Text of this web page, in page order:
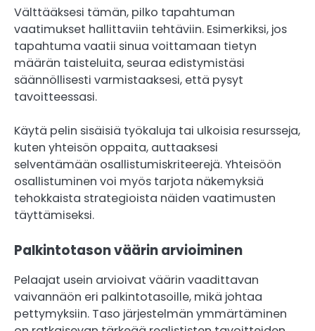
Välttääksesi tämän, pilko tapahtuman
vaatimukset hallittaviin tehtäviin. Esimerkiksi, jos
tapahtuma vaatii sinua voittamaan tietyn
määrän taisteluita, seuraa edistymistäsi
säännöllisesti varmistaaksesi, että pysyt
tavoitteessasi.
Käytä pelin sisäisiä työkaluja tai ulkoisia resursseja,
kuten yhteisön oppaita, auttaaksesi
selventämään osallistumiskriteerejä. Yhteisöön
osallistuminen voi myös tarjota näkemyksiä
tehokkaista strategioista näiden vaatimusten
täyttämiseksi.
Palkintotason väärin arvioiminen
Pelaajat usein arvioivat väärin vaadittavan
vaivannäön eri palkintotasoille, mikä johtaa
pettymyksiin. Taso järjestelmän ymmärtäminen